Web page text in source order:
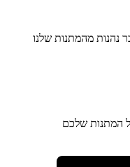
מהמתנות שלנו
המתנות שלכם